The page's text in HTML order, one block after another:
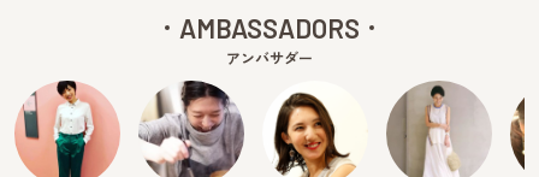
AMBASSADORS
アンバサダー